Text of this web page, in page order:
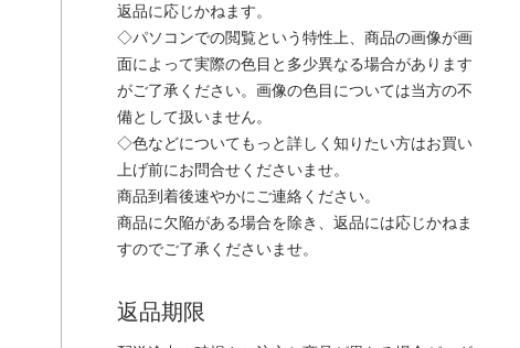
返品に応じかねます。
◇パソコンでの閲覧という特性上、商品の画像が画
面によって実際の色目と多少異なる場合があります
がご了承ください。画像の色目については当方の不
備として扱いません。
◇色などについてもっと詳しく知りたい方はお買い
上げ前にお問合せくださいませ。
商品到着後速やかにご連絡ください。
商品に欠陥がある場合を除き、返品には応じかねま
すのでご了承くださいませ。
返品期限